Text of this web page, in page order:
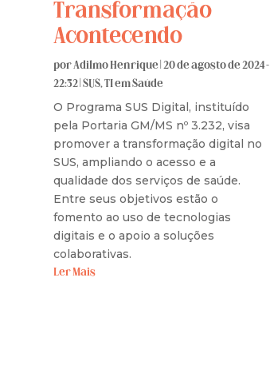
Transformação
Acontecendo
porAdilmo Henrique|20 de agosto de 2024 -
22:32|SUS,TI em Saúde
O Programa SUS Digital, instituído
pela Portaria GM/MS nº 3.232, visa
promover a transformação digital no
SUS, ampliando o acesso e a
qualidade dos serviços de saúde.
Entre seus objetivos estão o
fomento ao uso de tecnologias
digitais e o apoio a soluções
colaborativas.
Ler Mais